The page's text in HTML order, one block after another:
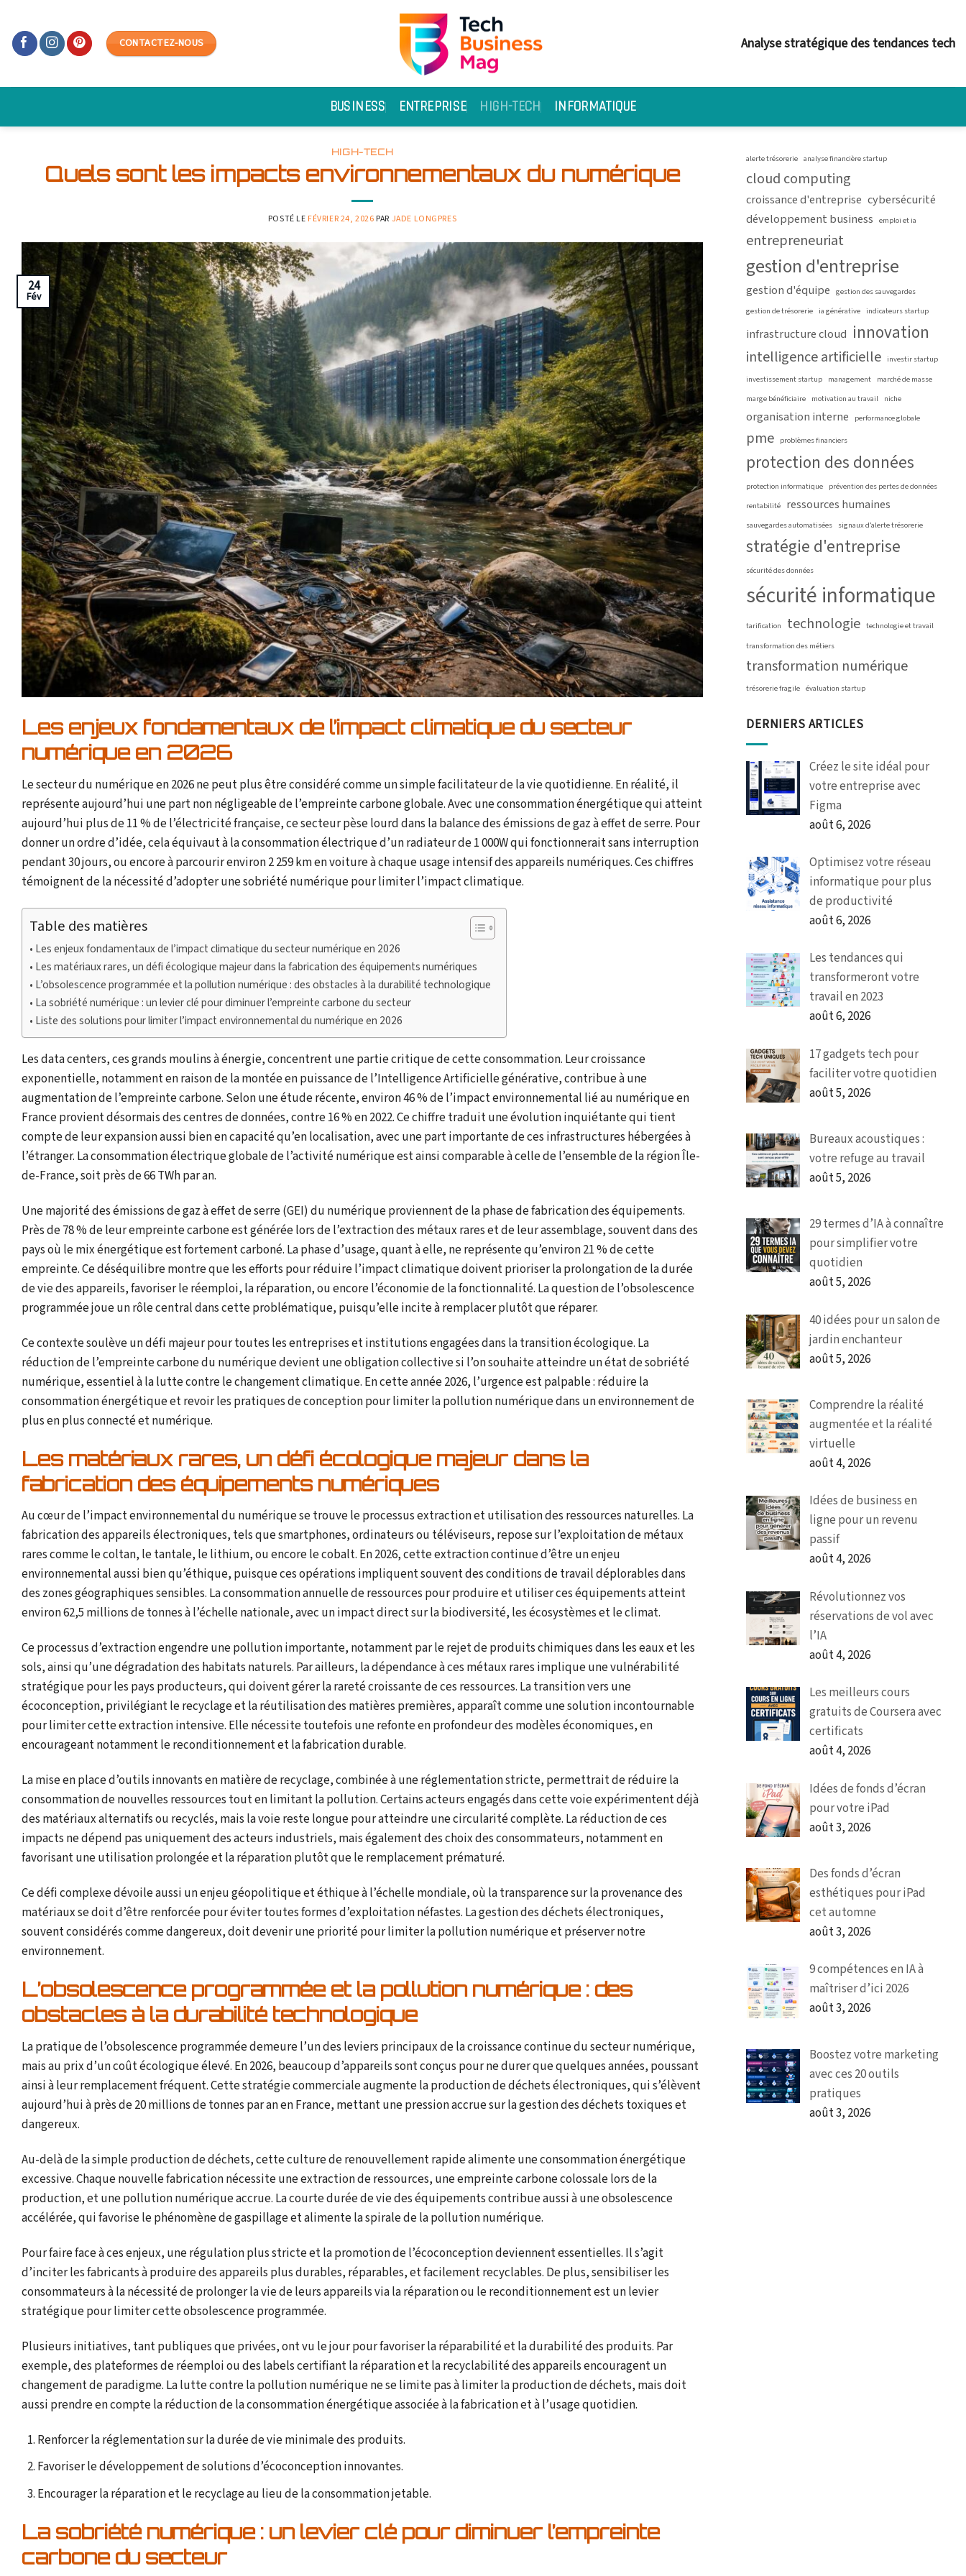
content
CONTACTEZ-NOUS Analyse stratégique des tendances tech
BUSINESS ENTREPRISE HIGH-TECH INFORMATIQUE
HIGH-TECH
Quels sont les impacts environnementaux du numérique
POSTÉ LE FÉVRIER 24, 2026 PAR JADE LONGPRES
24
Fév
Les enjeux fondamentaux de l’impact climatique du secteur
numérique en 2026
Le secteur du numérique en 2026 ne peut plus être considéré comme un simple facilitateur de la vie quotidienne. En réalité, il
représente aujourd’hui une part non négligeable de l’empreinte carbone globale. Avec une consommation énergétique qui atteint
aujourd’hui plus de 11 % de l’électricité française, ce secteur pèse lourd dans la balance des émissions de gaz à effet de serre. Pour
donner un ordre d’idée, cela équivaut à la consommation électrique d’un radiateur de 1 000W qui fonctionnerait sans interruption
pendant 30 jours, ou encore à parcourir environ 2 259 km en voiture à chaque usage intensif des appareils numériques. Ces chiffres
témoignent de la nécessité d’adopter une sobriété numérique pour limiter l’impact climatique.
Table des matières
Les enjeux fondamentaux de l’impact climatique du secteur numérique en 2026
Les matériaux rares, un défi écologique majeur dans la fabrication des équipements numériques
L’obsolescence programmée et la pollution numérique : des obstacles à la durabilité technologique
La sobriété numérique : un levier clé pour diminuer l’empreinte carbone du secteur
Liste des solutions pour limiter l’impact environnemental du numérique en 2026
Les data centers, ces grands moulins à énergie, concentrent une partie critique de cette consommation. Leur croissance
exponentielle, notamment en raison de la montée en puissance de l’Intelligence Artificielle générative, contribue à une
augmentation de l’empreinte carbone. Selon une étude récente, environ 46 % de l’impact environnemental lié au numérique en
France provient désormais des centres de données, contre 16 % en 2022. Ce chiffre traduit une évolution inquiétante qui tient
compte de leur expansion aussi bien en capacité qu’en localisation, avec une part importante de ces infrastructures hébergées à
l’étranger. La consommation électrique globale de l’activité numérique est ainsi comparable à celle de l’ensemble de la région Île-
de-France, soit près de 66 TWh par an.
Une majorité des émissions de gaz à effet de serre (GEI) du numérique proviennent de la phase de fabrication des équipements.
Près de 78 % de leur empreinte carbone est générée lors de l’extraction des métaux rares et de leur assemblage, souvent dans des
pays où le mix énergétique est fortement carboné. La phase d’usage, quant à elle, ne représente qu’environ 21 % de cette
empreinte. Ce déséquilibre montre que les efforts pour réduire l’impact climatique doivent prioriser la prolongation de la durée
de vie des appareils, favoriser le réemploi, la réparation, ou encore l’économie de la fonctionnalité. La question de l’obsolescence
programmée joue un rôle central dans cette problématique, puisqu’elle incite à remplacer plutôt que réparer.
Ce contexte soulève un défi majeur pour toutes les entreprises et institutions engagées dans la transition écologique. La
réduction de l’empreinte carbone du numérique devient une obligation collective si l’on souhaite atteindre un état de sobriété
numérique, essentiel à la lutte contre le changement climatique. En cette année 2026, l’urgence est palpable : réduire la
consommation énergétique et revoir les pratiques de conception pour limiter la pollution numérique dans un environnement de
plus en plus connecté et numérique.
Les matériaux rares, un défi écologique majeur dans la
fabrication des équipements numériques
Au cœur de l’impact environnemental du numérique se trouve le processus extraction et utilisation des ressources naturelles. La
fabrication des appareils électroniques, tels que smartphones, ordinateurs ou téléviseurs, repose sur l’exploitation de métaux
rares comme le coltan, le tantale, le lithium, ou encore le cobalt. En 2026, cette extraction continue d’être un enjeu
environnemental aussi bien qu’éthique, puisque ces opérations impliquent souvent des conditions de travail déplorables dans
des zones géographiques sensibles. La consommation annuelle de ressources pour produire et utiliser ces équipements atteint
environ 62,5 millions de tonnes à l’échelle nationale, avec un impact direct sur la biodiversité, les écosystèmes et le climat.
Ce processus d’extraction engendre une pollution importante, notamment par le rejet de produits chimiques dans les eaux et les
sols, ainsi qu’une dégradation des habitats naturels. Par ailleurs, la dépendance à ces métaux rares implique une vulnérabilité
stratégique pour les pays producteurs, qui doivent gérer la rareté croissante de ces ressources. La transition vers une
écoconception, privilégiant le recyclage et la réutilisation des matières premières, apparaît comme une solution incontournable
pour limiter cette extraction intensive. Elle nécessite toutefois une refonte en profondeur des modèles économiques, en
encourageant notamment le reconditionnement et la fabrication durable.
La mise en place d’outils innovants en matière de recyclage, combinée à une réglementation stricte, permettrait de réduire la
consommation de nouvelles ressources tout en limitant la pollution. Certains acteurs engagés dans cette voie expérimentent déjà
des matériaux alternatifs ou recyclés, mais la voie reste longue pour atteindre une circularité complète. La réduction de ces
impacts ne dépend pas uniquement des acteurs industriels, mais également des choix des consommateurs, notamment en
favorisant une utilisation prolongée et la réparation plutôt que le remplacement prématuré.
Ce défi complexe dévoile aussi un enjeu géopolitique et éthique à l’échelle mondiale, où la transparence sur la provenance des
matériaux se doit d’être renforcée pour éviter toutes formes d’exploitation néfastes. La gestion des déchets électroniques,
souvent considérés comme dangereux, doit devenir une priorité pour limiter la pollution numérique et préserver notre
environnement.
L’obsolescence programmée et la pollution numérique : des
obstacles à la durabilité technologique
La pratique de l’obsolescence programmée demeure l’un des leviers principaux de la croissance continue du secteur numérique,
mais au prix d’un coût écologique élevé. En 2026, beaucoup d’appareils sont conçus pour ne durer que quelques années, poussant
ainsi à leur remplacement fréquent. Cette stratégie commerciale augmente la production de déchets électroniques, qui s’élèvent
aujourd’hui à près de 20 millions de tonnes par an en France, mettant une pression accrue sur la gestion des déchets toxiques et
dangereux.
Au-delà de la simple production de déchets, cette culture de renouvellement rapide alimente une consommation énergétique
excessive. Chaque nouvelle fabrication nécessite une extraction de ressources, une empreinte carbone colossale lors de la
production, et une pollution numérique accrue. La courte durée de vie des équipements contribue aussi à une obsolescence
accélérée, qui favorise le phénomène de gaspillage et alimente la spirale de la pollution numérique.
Pour faire face à ces enjeux, une régulation plus stricte et la promotion de l’écoconception deviennent essentielles. Il s’agit
d’inciter les fabricants à produire des appareils plus durables, réparables, et facilement recyclables. De plus, sensibiliser les
consommateurs à la nécessité de prolonger la vie de leurs appareils via la réparation ou le reconditionnement est un levier
stratégique pour limiter cette obsolescence programmée.
Plusieurs initiatives, tant publiques que privées, ont vu le jour pour favoriser la réparabilité et la durabilité des produits. Par
exemple, des plateformes de réemploi ou des labels certifiant la réparation et la recyclabilité des appareils encouragent un
changement de paradigme. La lutte contre la pollution numérique ne se limite pas à limiter la production de déchets, mais doit
aussi prendre en compte la réduction de la consommation énergétique associée à la fabrication et à l’usage quotidien.
Renforcer la réglementation sur la durée de vie minimale des produits.
Favoriser le développement de solutions d’écoconception innovantes.
Encourager la réparation et le recyclage au lieu de la consommation jetable.
La sobriété numérique : un levier clé pour diminuer l’empreinte
carbone du secteur
alerte trésorerie analyse financière startup
cloud computing
croissance d'entreprise cybersécurité
développement business emploi et ia
entrepreneuriat
gestion d'entreprise
gestion d'équipe gestion des sauvegardes
gestion de trésorerie ia générative indicateurs startup
infrastructure cloud innovation
intelligence artificielle investir startup
investissement startup management marché de masse
marge bénéficiaire motivation au travail niche
organisation interne performance globale
pme problèmes financiers
protection des données
protection informatique prévention des pertes de données
rentabilité ressources humaines
sauvegardes automatisées signaux d’alerte trésorerie
stratégie d'entreprise
sécurité des données
sécurité informatique
tarification technologie technologie et travail
transformation des métiers
transformation numérique
trésorerie fragile évaluation startup
DERNIERS ARTICLES
Créez le site idéal pour
votre entreprise avec
Figma
août 6, 2026
Optimisez votre réseau
informatique pour plus
de productivité
août 6, 2026
Les tendances qui
transformeront votre
travail en 2023
août 6, 2026
17 gadgets tech pour
faciliter votre quotidien
août 5, 2026
Bureaux acoustiques :
votre refuge au travail
août 5, 2026
29 termes d’IA à connaître
pour simplifier votre
quotidien
août 5, 2026
40 idées pour un salon de
jardin enchanteur
août 5, 2026
Comprendre la réalité
augmentée et la réalité
virtuelle
août 4, 2026
Idées de business en
ligne pour un revenu
passif
août 4, 2026
Révolutionnez vos
réservations de vol avec
l’IA
août 4, 2026
Les meilleurs cours
gratuits de Coursera avec
certificats
août 4, 2026
Idées de fonds d’écran
pour votre iPad
août 3, 2026
Des fonds d’écran
esthétiques pour iPad
cet automne
août 3, 2026
9 compétences en IA à
maîtriser d’ici 2026
août 3, 2026
Boostez votre marketing
avec ces 20 outils
pratiques
août 3, 2026